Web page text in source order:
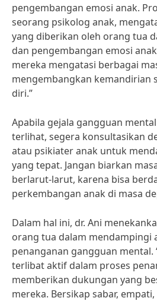
pengembangan emosi anak.
seorang psikolog anak,
yang diberikan oleh orang tua
dan pengembangan emosi
mereka mengatasi berbagai
mengembangkan kemandirian
diri.”
Apabila gejala gangguan
terlihat, segera konsultasikan
atau psikiater anak untuk
yang tepat. Jangan biarkan
berlarut-larut, karena bisa
perkembangan anak di masa
Dalam hal ini, dr. Ani
orang tua dalam mendampingi
penanganan gangguan mental.
terlibat aktif dalam proses
memberikan dukungan yang
mereka. Bersikap sabar,